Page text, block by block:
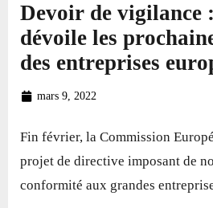
Devoir de vigilance
dévoile les
des entreprises
mars 9, 2022
Fin février, la Commission
projet de directive imposant de
conformité aux grandes